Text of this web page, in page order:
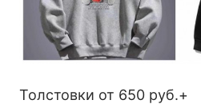
Толстовки от 650 руб.+